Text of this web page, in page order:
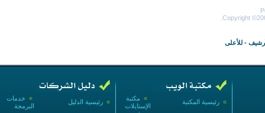
Copyright
- للأعلى
» خدمات
البرمجة
» رئيسية الدليل
» مكتبة
الإستايلات
» رئيسية المكتبة